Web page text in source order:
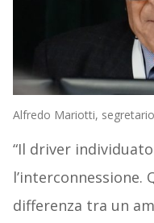
Alfredo Mariotti,
“Il driver
differenza tra un